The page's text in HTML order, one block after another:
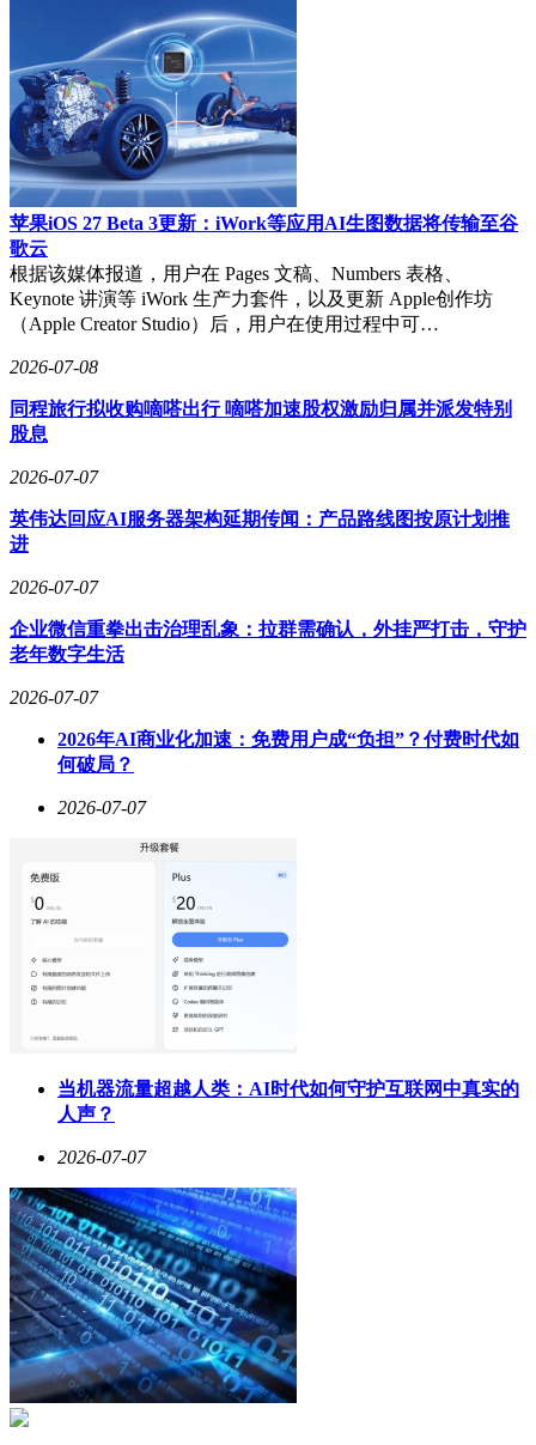
苹果iOS 27 Beta 3更新：iWork等应用AI生图数据将传输至谷
歌云
根据该媒体报道，用户在 Pages 文稿、Numbers 表格、
Keynote 讲演等 iWork 生产力套件，以及更新 Apple创作坊
（Apple Creator Studio）后，用户在使用过程中可…
2026-07-08
同程旅行拟收购嘀嗒出行 嘀嗒加速股权激励归属并派发特别
股息
2026-07-07
英伟达回应AI服务器架构延期传闻：产品路线图按原计划推
进
2026-07-07
企业微信重拳出击治理乱象：拉群需确认，外挂严打击，守护
老年数字生活
2026-07-07
2026年AI商业化加速：免费用户成“负担”？付费时代如
何破局？
2026-07-07
当机器流量超越人类：AI时代如何守护互联网中真实的
人声？
2026-07-07